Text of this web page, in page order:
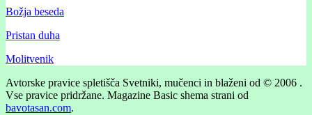
Božja beseda
Pristan duha
Molitvenik
Avtorske pravice spletišča Svetniki, mučenci in blaženi od © 2006 .
Vse pravice pridržane. Magazine Basic shema strani od
bavotasan.com.